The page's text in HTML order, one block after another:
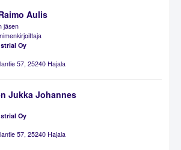
Aulis
jäsen
Oy
57, 25240 Hajala
Jukka Johannes
Oy
57, 25240 Hajala